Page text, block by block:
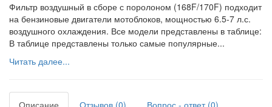
Фильтр воздушный в сборе с поролоном (168F/170F) подходит
на бензиновые двигатели мотоблоков, мощностью 6.5-7 л.с.
воздушного охлаждения. Все модели представлены в таблице:
В таблице представлены только самые популярные...
Читать далее...